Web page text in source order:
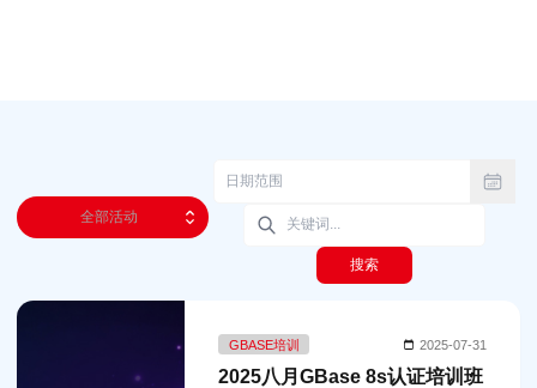
全部活动
搜索
GBASE培训 2025-07-31
2025八月GBase 8s认证培训班